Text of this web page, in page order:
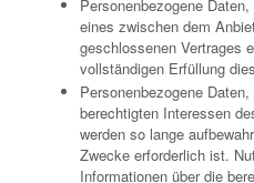
Personenbezogene
eines zwischen dem
geschlossenen Vertrages
vollständigen Erfüllung
Personenbezogene
berechtigten Interessen
werden so lange
Zwecke erforderlich ist.
Informationen über die